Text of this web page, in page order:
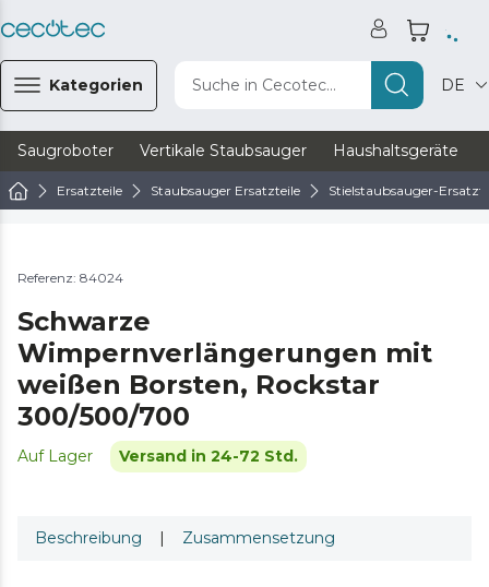
Kategorien Suche in Cecotec... DE
Saugroboter Vertikale Staubsauger Haushaltsgeräte
Ersatzteile Staubsauger Ersatzteile Stielstaubsauger-
Referenz: 84024
Schwarze
Wimpernverlängerungen mit
weißen Borsten, Rockstar
300/500/700
Auf Lager Versand in 24-72 Std.
Beschreibung | Zusammensetzung